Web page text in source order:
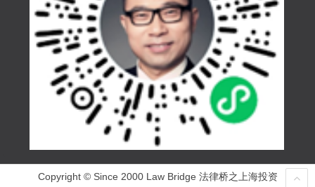
Copyright © Since 2000 Law Bridge 法律桥之上海投资